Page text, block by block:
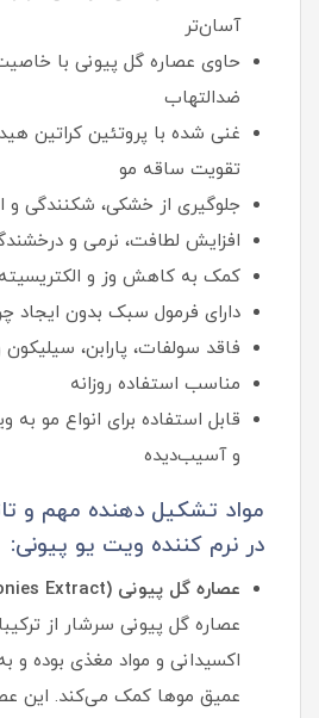
آسان‌تر
حاوی عصاره گل پیونی با
ضدالتهاب
غنی شده با پروتئین کراتین
تقویت ساقه مو
جلوگیری از خشکی، شکنندگی و
افزایش لطافت، نرمی و
کمک به کاهش وز و
دارای فرمول سبک بدون ایجاد
فاقد سولفات، پارابن،
مناسب استفاده روزانه
قابل استفاده برای انواع مو
و آسیب‌دیده
مواد تشکیل دهنده مهم و
در نرم کننده ویت یو پیونی:
عصاره گل پیونی (Pink Peonies Extract):
عصاره گل پیونی سرشار از
اکسیدانی و مواد مغذی بوده و
عمیق موها کمک می‌کند. این